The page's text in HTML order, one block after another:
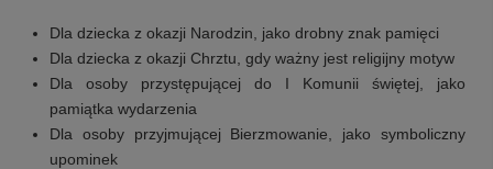
Dla dziecka z okazji Narodzin, jako drobny znak pamięci
Dla dziecka z okazji Chrztu, gdy ważny jest religijny motyw
Dla osoby przystępującej do I Komunii świętej, jako
pamiątka wydarzenia
Dla osoby przyjmującej Bierzmowanie, jako symboliczny
upominek